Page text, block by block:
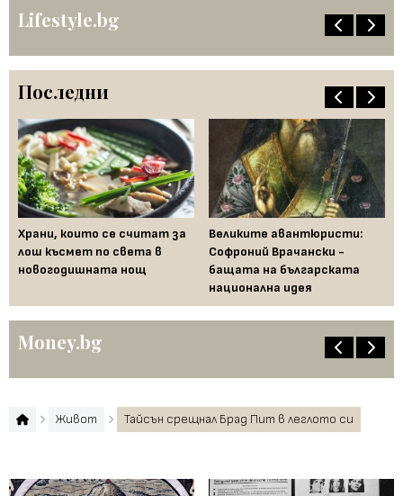
Lifestyle.bg
Последни
Храни, които се считат за
лош късмет по света в
новогодишната нощ
Великите авантюристи:
Софроний Врачански -
бащата на българската
национална идея
Money.bg
Живот Тайсън срещнал Брад Пит в леглото си